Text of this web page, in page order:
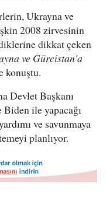
Ukrayna ve
2008 zirvesinin
dikkat çeken
ve Gürcistan'a
konuştu.
Devlet Başkanı
ile yapacağı
ve savunmaya
planlıyor.